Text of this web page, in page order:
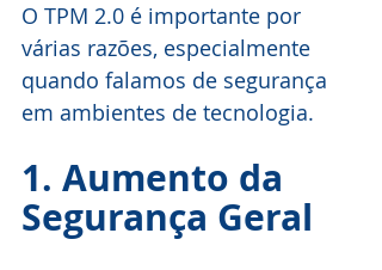
O TPM 2.0 é importante por
várias razões, especialmente
quando falamos de segurança
em ambientes de tecnologia.
1. Aumento da
Segurança Geral